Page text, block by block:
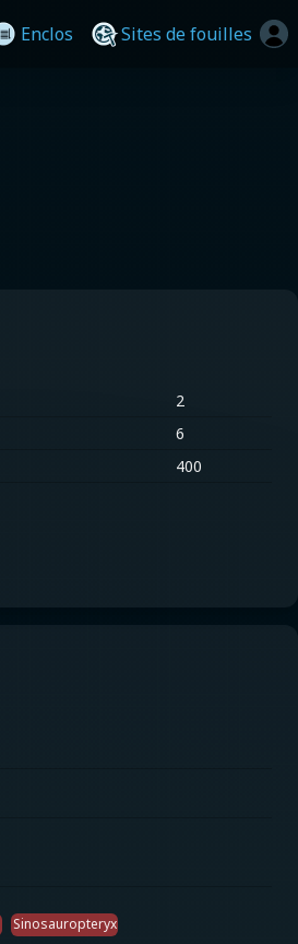
Enclos Sites de fouilles
2
6
400
Sinosauropteryx